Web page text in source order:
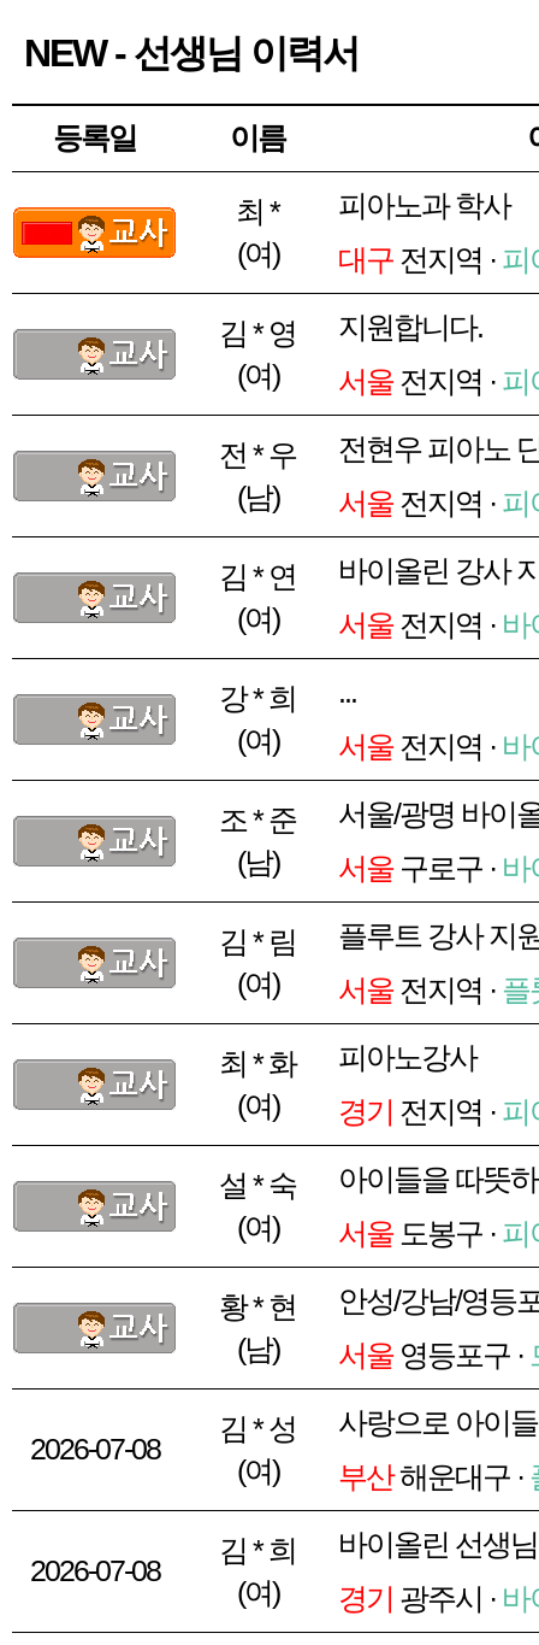
NEW - 선생님 이력서
등록일 이름
최 *
(여)
피아노과 학사
대구 전지역 · 피
김 * 영
(여)
지원합니다.
서울전지역 · 피
전 * 우
(남)
전현우 피아노
서울전지역 · 피
김 * 연
(여)
바이올린 강사
서울전지역 · 바
강 * 희
(여)
...
서울전지역 · 바
조 * 준
(남)
서울/광명 바이
서울구로구 · 바
김 * 림
(여)
플루트 강사 지
서울전지역 · 플
최 * 화
(여)
피아노강사
경기 전지역 · 피
설 * 숙
(여)
아이들을 따뜻
서울도봉구 · 피
황 * 현
(남)
안성/강남/영등
서울영등포구 ·
2026-07-08
김 * 성
(여)
사랑으로 아이
부산해운대구 ·
2026-07-08
김 * 희
(여)
바이올린 선생
경기 광주시 · 바